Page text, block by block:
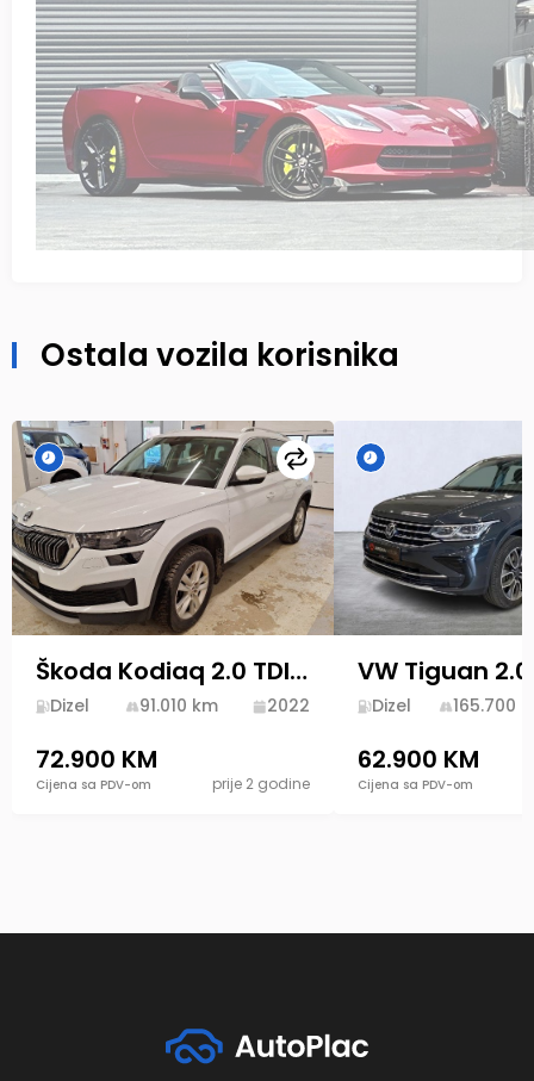
Ostala vozila korisnika
Uporedi
Škoda Kodiaq 2.0 TDI 200ks 4x4 DSG 2022 Style Novi Model
Dizel 91.010 km 2022
72.900 KM
Cijena sa PDV-om prije 2 godine
Dizel 165.700
62.900 KM
Cijena sa PDV-om